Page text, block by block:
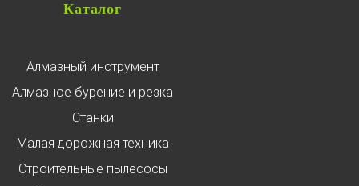
Каталог
Алмазный инструмент
Алмазное бурение и резка
Станки
Малая дорожная техника
Строительные пылесосы